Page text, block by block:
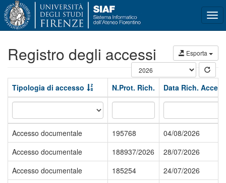
Esporta
Registro degli accessi
Tipologia di accesso N.Prot. Rich. Data Rich.
Accesso documentale 195768
04/08/2026
Accesso documentale
188937/2026
28/07/2026
Accesso documentale
185254
24/07/2026